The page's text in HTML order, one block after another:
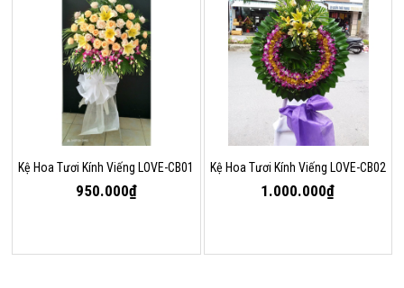
Kệ Hoa Tươi Kính Viếng LOVE-CB01
950.000₫
Kệ Hoa Tươi Kính Viếng LOVE-CB02
1.000.000₫